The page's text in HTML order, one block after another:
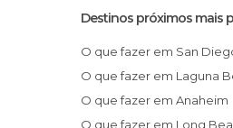
Destinos próximos mais
O que fazer em San
O que fazer em Laguna
O que fazer em Anaheim
O que fazer em Long